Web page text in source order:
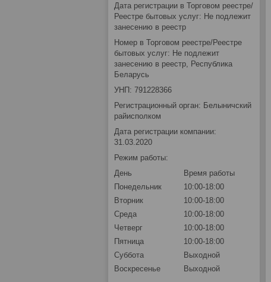
Дата регистрации в Торговом реестре/
Реестре бытовых услуг: Не подлежит
занесению в реестр
Номер в Торговом реестре/Реестре
бытовых услуг: Не подлежит
занесению в реестр, Республика
Беларусь
УНП: 791228366
Регистрационный орган: Белыничский
райисполком
Дата регистрации компании:
31.03.2020
Режим работы:
День
Время работы
Понедельник
10:00-18:00
Вторник
10:00-18:00
Среда
10:00-18:00
Четверг
10:00-18:00
Пятница
10:00-18:00
Суббота
Выходной
Воскресенье
Выходной